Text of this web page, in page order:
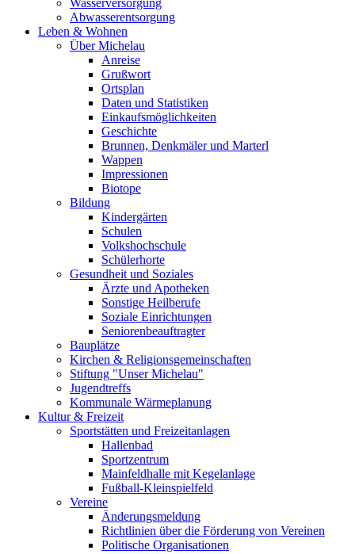
Wasserversorgung
Abwasserentsorgung
Leben & Wohnen
Über Michelau
Anreise
Grußwort
Ortsplan
Daten und Statistiken
Einkaufsmöglichkeiten
Geschichte
Brunnen, Denkmäler und Marterl
Wappen
Impressionen
Biotope
Bildung
Kindergärten
Schulen
Volkshochschule
Schülerhorte
Gesundheit und Soziales
Ärzte und Apotheken
Sonstige Heilberufe
Soziale Einrichtungen
Seniorenbeauftragter
Bauplätze
Kirchen & Religionsgemeinschaften
Stiftung "Unser Michelau"
Jugendtreffs
Kommunale Wärmeplanung
Kultur & Freizeit
Sportstätten und Freizeitanlagen
Hallenbad
Sportzentrum
Mainfeldhalle mit Kegelanlage
Fußball-Kleinspielfeld
Vereine
Änderungsmeldung
Richtlinien über die Förderung von Vereinen
Politische Organisationen